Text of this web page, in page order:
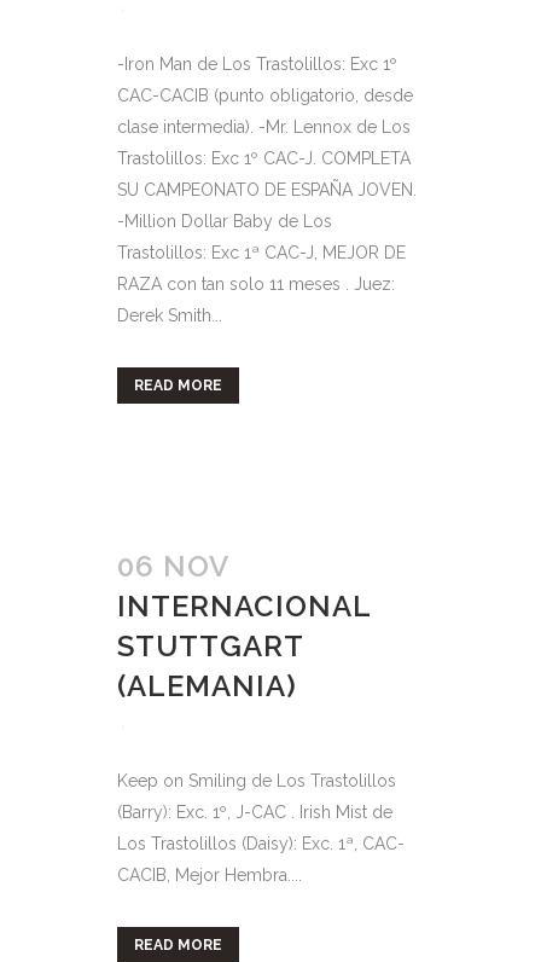
-Iron Man de Los Trastolillos: Exc 1º
CAC-CACIB (punto obligatorio, desde
clase intermedia). -Mr. Lennox de Los
Trastolillos: Exc 1º CAC-J. COMPLETA
SU CAMPEONATO DE ESPAÑA JOVEN.
-Million Dollar Baby de Los
Trastolillos: Exc 1ª CAC-J, MEJOR DE
RAZA con tan solo 11 meses . Juez:
Derek Smith...
READ MORE
06 NOV
INTERNACIONAL
STUTTGART
(ALEMANIA)
Keep on Smiling de Los Trastolillos
(Barry): Exc. 1º, J-CAC . Irish Mist de
Los Trastolillos (Daisy): Exc. 1ª, CAC-
CACIB, Mejor Hembra....
READ MORE